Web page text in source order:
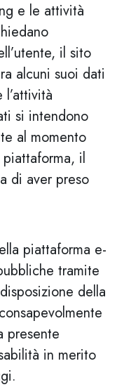
e le attività
il sito
alcuni suoi dati
si intendono
al momento
piattaforma, il
di aver preso
piattaforma e-
tramite
della
presente
in merito